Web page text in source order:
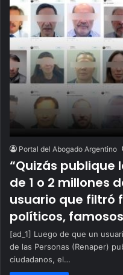
Portal del Abogado Argentino
“Quizás publique
de 1 o 2 millones
usuario que filtró
políticos,
[ad_1] Luego de que un
de las Personas (Renaper)
ciudadanos, el…